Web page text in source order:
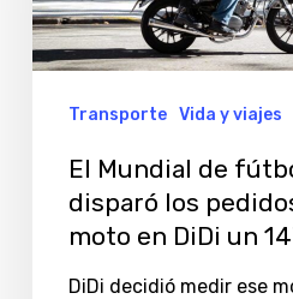
2026
disparó
moto
Transporte Vida y viajes
El Mundial de
disparó los
moto en DiDi un
DiDi decidió medir ese